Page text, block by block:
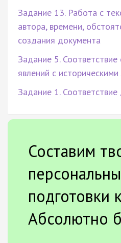
Задание 13. Работа с
автора, времени,
создания документа
Задание 5.
явлений с
Задание 1.
Составим
подготовки
Абсолютно